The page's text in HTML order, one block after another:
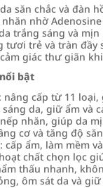
săn chắc và đàn
nhờ
trắng sáng và mịn
tươi trẻ và tràn đầy
giác thư giãn
bật
nâng cấp từ 11
da, giữ ẩm và
nhăn, giúp da
cơ và tăng độ
cấp ẩm, làm mềm
chất chọn lọc
thấu nhanh,
ôm sát da và